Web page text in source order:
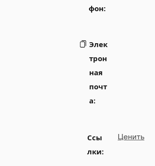
фон:
Элек
трон
ная
почт
а:
Ссы
лки:
Ценить